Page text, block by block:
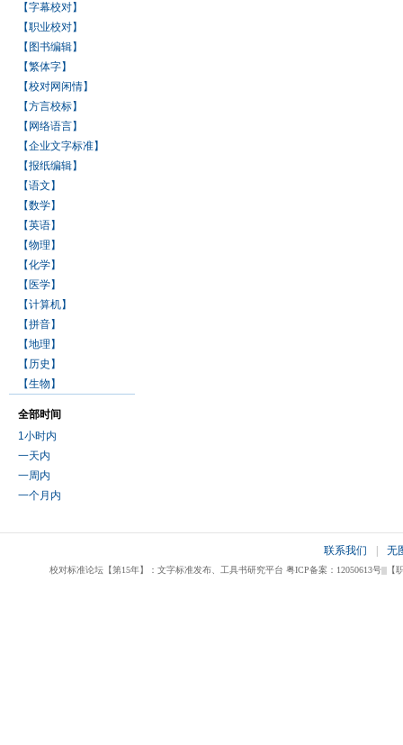
【字幕校对】
【职业校对】
【图书编辑】
【繁体字】
【校对网闲情】
【方言校标】
【网络语言】
【企业文字标准】
【报纸编辑】
【语文】
【数学】
【英语】
【物理】
【化学】
【医学】
【计算机】
【拼音】
【地理】
【历史】
【生物】
全部时间
1小时内
一天内
一周内
一个月内
联系我们 无
校对标准论坛【第15年】：文字标准发布、工具书研究平台 粤ICP备案：12050613号|||【